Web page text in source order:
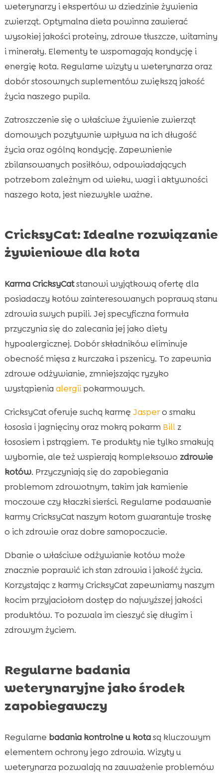
weterynarzy i ekspertów w dziedzinie żywienia
zwierząt. Optymalna dieta powinna zawierać
wysokiej jakości proteiny, zdrowe tłuszcze, witaminy
i minerały. Elementy te wspomagają kondycję i
energię kota. Regularne wizyty u weterynarza oraz
dobór stosownych suplementów zwiększą jakość
życia naszego pupila.
Zatroszczenie się o właściwe żywienie zwierząt
domowych pozytywnie wpływa na ich długość
życia oraz ogólną kondycję. Zapewnienie
zbilansowanych posiłków, odpowiadających
potrzebom zależnym od wieku, wagi i aktywności
naszego kota, jest niezwykle ważne.
CricksyCat: Idealne rozwiązanie
żywieniowe dla kota
Karma CricksyCatstanowi wyjątkową ofertę dla
posiadaczy kotów zainteresowanych poprawą stanu
zdrowia swych pupili. Jej specyficzna formuła
przyczynia się do zalecania jej jako diety
hypoalergicznej. Dobór składników eliminuje
obecność mięsa z kurczaka i pszenicy. To zapewnia
zdrowe odżywianie, zmniejszając ryzyko
wystąpienia alergiipokarmowych.
CricksyCat oferuje suchą karmę Jaspero smaku
łososia i jagnięciny oraz mokrą pokarm Billz
łososiem i pstrągiem. Te produkty nie tylko smakują
wybornie, ale też wspierają kompleksowo zdrowie
kotów. Przyczyniają się do zapobiegania
problemom zdrowotnym, takim jak kamienie
moczowe czy kłaczki sierści. Regularne podawanie
karmy CricksyCat naszym kotom gwarantuje troskę
o ich zdrowie oraz dobre samopoczucie.
Dbanie o właściwe odżywianie kotów może
znacznie poprawić ich stan zdrowia i jakość życia.
Korzystając z karmy CricksyCat zapewniamy naszym
kocim przyjaciołom dostęp do najwyższej jakości
produktów. To pozwala im cieszyć się długim i
zdrowym życiem.
Regularne badania
weterynaryjne jako środek
zapobiegawczy
Regularne badania kontrolne u kotasą kluczowym
elementem ochrony jego zdrowia. Wizyty u
weterynarza pozwalają na zauważenie problemów